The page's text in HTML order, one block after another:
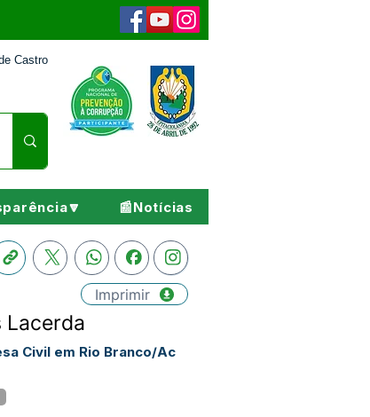
Castro
📰Notícias
Imprimir
Lacerda
Civil em Rio Branco/Ac